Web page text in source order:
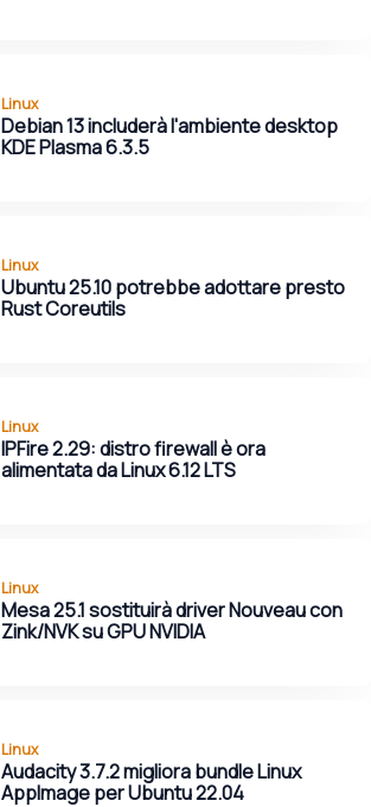
Linux
Debian 13 includerà l'ambiente desktop
KDE Plasma 6.3.5
Linux
Ubuntu 25.10 potrebbe adottare presto
Rust Coreutils
Linux
IPFire 2.29: distro firewall è ora
alimentata da Linux 6.12 LTS
Linux
Mesa 25.1 sostituirà driver Nouveau con
Zink/NVK su GPU NVIDIA
Linux
Audacity 3.7.2 migliora bundle Linux
AppImage per Ubuntu 22.04